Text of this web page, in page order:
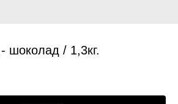
шоколад / 1,3кг.